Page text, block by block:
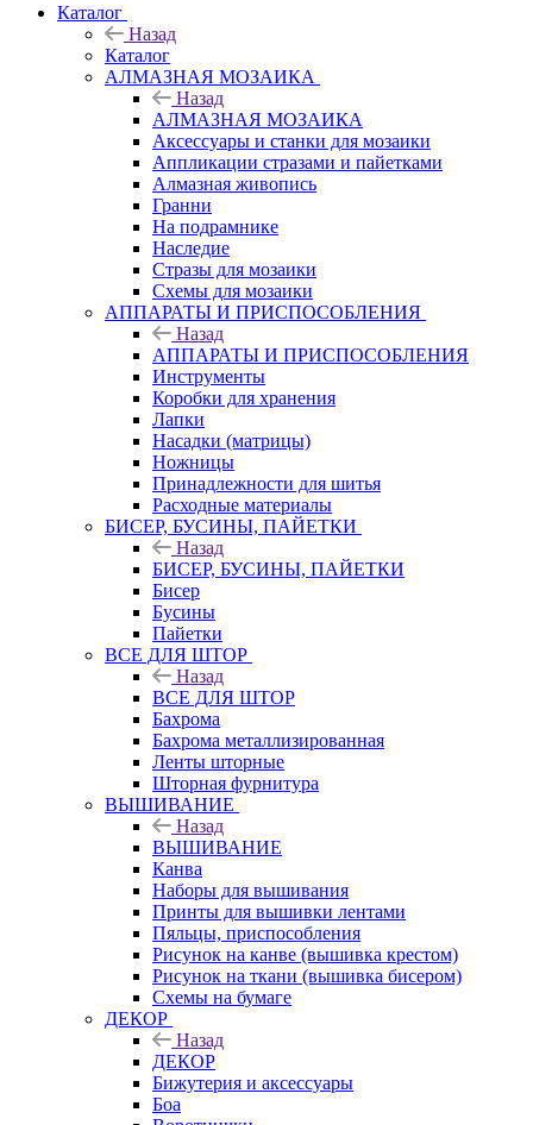
Каталог
Назад
Каталог
АЛМАЗНАЯ МОЗАИКА
Назад
АЛМАЗНАЯ МОЗАИКА
Аксессуары и станки для мозаики
Аппликации стразами и пайетками
Алмазная живопись
Гранни
На подрамнике
Наследие
Стразы для мозаики
Схемы для мозаики
АППАРАТЫ И ПРИСПОСОБЛЕНИЯ
Назад
АППАРАТЫ И ПРИСПОСОБЛЕНИЯ
Инструменты
Коробки для хранения
Лапки
Насадки (матрицы)
Ножницы
Принадлежности для шитья
Расходные материалы
БИСЕР, БУСИНЫ, ПАЙЕТКИ
Назад
БИСЕР, БУСИНЫ, ПАЙЕТКИ
Бисер
Бусины
Пайетки
ВСЕ ДЛЯ ШТОР
Назад
ВСЕ ДЛЯ ШТОР
Бахрома
Бахрома металлизированная
Ленты шторные
Шторная фурнитура
ВЫШИВАНИЕ
Назад
ВЫШИВАНИЕ
Канва
Наборы для вышивания
Принты для вышивки лентами
Пяльцы, приспособления
Рисунок на канве (вышивка крестом)
Рисунок на ткани (вышивка бисером)
Схемы на бумаге
ДЕКОР
Назад
ДЕКОР
Бижутерия и аксессуары
Боа